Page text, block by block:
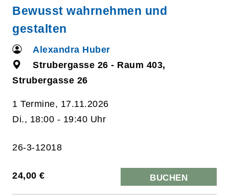
Bewusst wahrnehmen und
gestalten
Alexandra Huber
Strubergasse 26 - Raum 403,
Strubergasse 26
1 Termine, 17.11.2026
Di., 18:00 - 19:40 Uhr
26-3-12018
24,00 € BUCHEN